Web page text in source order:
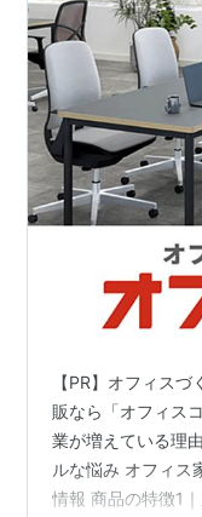
【PR】オフィス
販なら「オフィス
業が増えている理
ルな悩み オフィス
情報 商品の特徴1